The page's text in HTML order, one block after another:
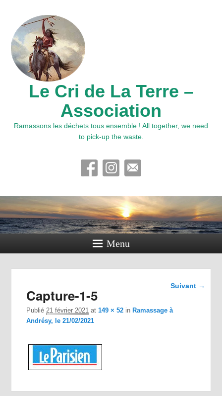
Le Cri de La Terre –
Association
Ramassons les déchets tous ensemble ! All together, we need
to pick-up the waste.
Menu
Navigation
Suivant →
Capture-1-5
Publié21 février 2021 at149 × 52 in Ramassage à
Andrésy, le 21/02/2021